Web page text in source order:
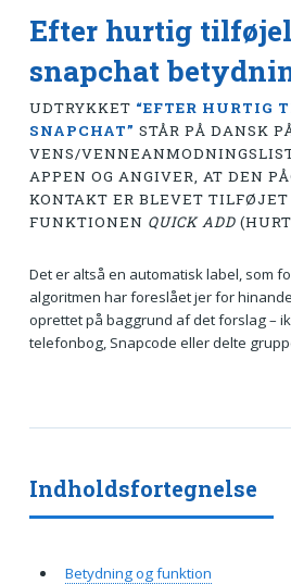
Efter hurtig
snapchat
UDTRYKKET “EFTER HURTIG
SNAPCHAT” STÅR PÅ DANSK
VENS/
APPEN OG ANGIVER, AT DEN
KONTAKT ER BLEVET TILFØJET
FUNKTIONEN QUICK ADD
Det er altså en automatisk label, som
algoritmen har foreslået jer for
oprettet på baggrund af det forslag –
telefonbog, Snapcode eller delte
Indholdsfortegnelse
Betydning og funktion